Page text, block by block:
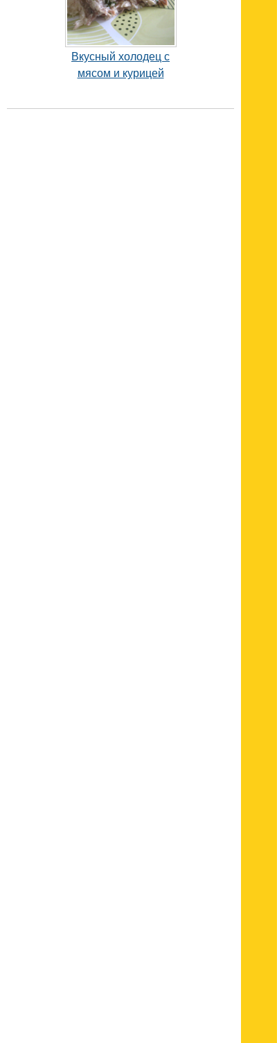
Вкусный холодец с
мясом и курицей